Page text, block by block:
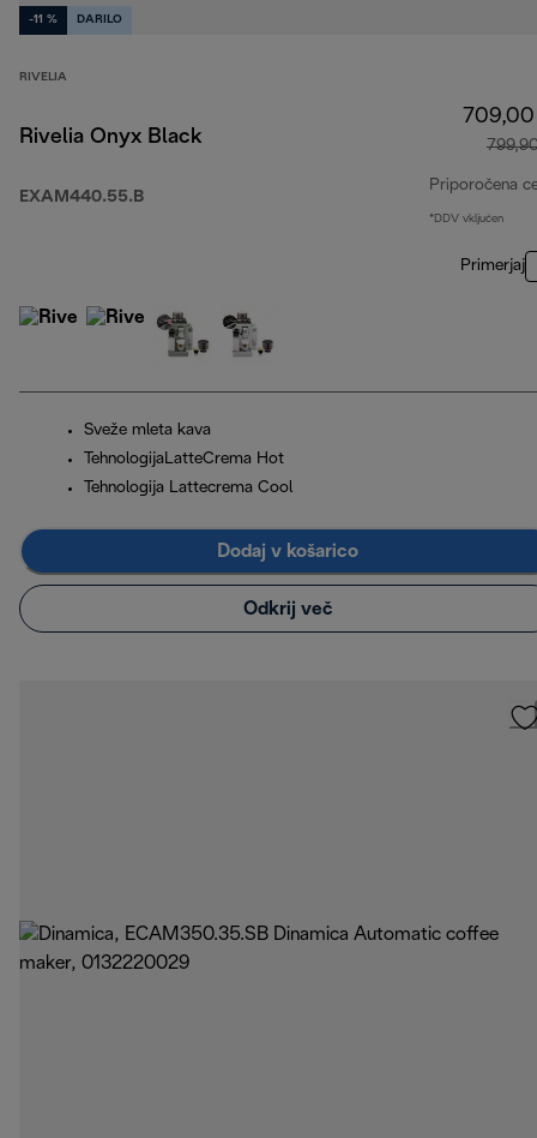
-11 % DARILO
RIVELIA
Rivelia Onyx Black
EXAM440.55.B
Priporočena
*DDV vključen
Primerjaj
Sveže mleta kava
TehnologijaLatteCrema Hot
Tehnologija Lattecrema Cool
Dodaj v košarico
Odkrij več